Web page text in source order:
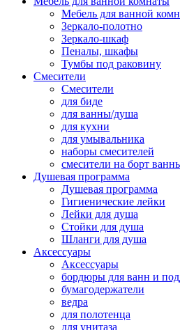
Мебель для ванной
Зеркало-полотно
Зеркало-шкаф
Пеналы, шкафы
Тумбы под раковину
Смесители
Смесители
для биде
для ванны/душа
для кухни
для умывальника
наборы смесителей
смесители на борт
Душевая программа
Душевая программа
Гигиенические лейки
Лейки для душа
Стойки для душа
Шланги для душа
Аксессуары
Аксессуары
бордюры для ванн и
бумагодержатели
ведра
для полотенца
для унитаза